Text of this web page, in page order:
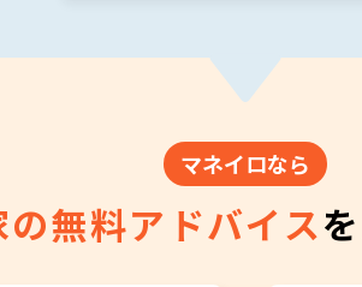
マネイロなら
無料アドバイスを